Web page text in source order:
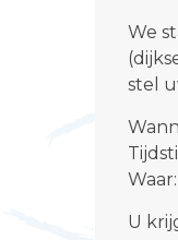
We
stel
U